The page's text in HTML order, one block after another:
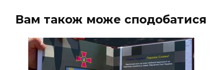
ВІДЕО
Вам також може сподобатися